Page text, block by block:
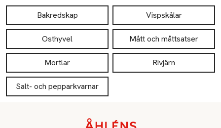
Bakredskap Vispskålar
Osthyvel Mått och måttsatser
Mortlar Rivjärn
Salt- och pepparkvarnar